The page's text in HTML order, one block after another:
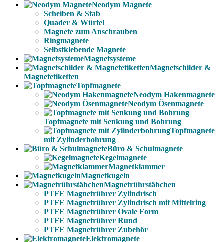
Neodym Magnete
Scheiben & Stab
Quader & Würfel
Magnete zum Anschrauben
Ringmagnete
Selbstklebende Magnete
Magnetsysteme
Magnetschilder &
Magnetetiketten
Topfmagnete
Neodym Hakenmagnete
Neodym Ösenmagnete
Topfmagnete mit Senkung und Bohrung
Topfmagnete
mit Zylinderbohrung
Büro & Schulmagnete
Kegelmagnete
Magnetklammer
Magnetkugeln
Magnetrührstäbchen
PTFE Magnetrührer Zylindrisch
PTFE Magnetrührer Zylindrisch mit Mittelring
PTFE Magnetrührer Ovale Form
PTFE Magnetrührer Rund
PTFE Magnetrührer Zubehör
Elektromagnete